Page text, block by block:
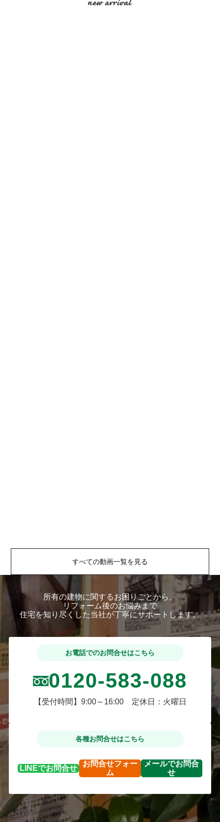
すべての動画一覧を見る
所有の建物に関するお困りごとから、
リフォーム後のお悩みまで
住宅を知り尽くした当社が丁寧にサポートします。
お電話でのお問合せはこちら
0120-583-088
【受付時間】9:00～16:00 定休日：火曜日
各種お問合せはこちら
LINEでお問合せ
お問合せフォー
ム
メールでお問合
せ